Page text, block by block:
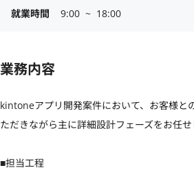
就業時間
9:00  ~  18:00
業務内容
kintoneアプリ開発案件において、お客様と
ただきながら主に詳細設計フェーズをお任せ
■担当工程